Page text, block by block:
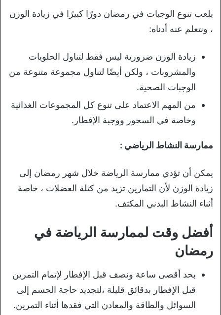
يلعب تنوع الوجبات في رمضان دورًا كبيرًا في زيادة الوزن
، ونتعلم عنه أدناه:
زيادة الوزن ضرورية ليس فقط لتناول الحلويات
والمشروبات ، ولكن أيضًا لتناول مجموعة متنوعة من
الوجبات الصحية.
من المهم الاعتماد على تنوع كل المجموعات الغذائية
وخاصة في السحور ووجبة الإفطار.
ممارسة النشاط الرياضي :
يمكن أن تؤدي ممارسة الرياضة خلال شهر رمضان إلى
زيادة الوزن لأن التمارين تزيد من كتلة العضلات ، خاصة
أثناء النشاط البدني المكثف.
أفضل وقت لممارسة الرياضة في
رمضان
بحد أقصى ساعة ونصف قبل الإفطار لإتمام التمرين
قبل الإفطار بدقائق قليلة ،لتجديد حاجة الجسم إلى
السوائل والطاقة والمعادن التي فقدها أثناء التمرين.